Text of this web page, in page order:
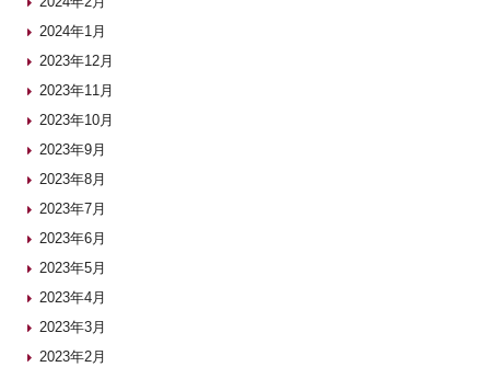
2024年1月
2023年12月
2023年11月
2023年10月
2023年9月
2023年8月
2023年7月
2023年6月
2023年5月
2023年4月
2023年3月
2023年2月